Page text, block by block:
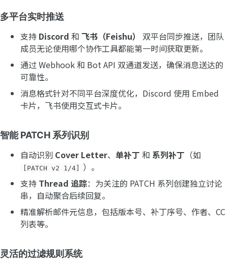
多平台实时推送
支持 Discord 和 飞书（Feishu）
双平台同步推送，团队
成员无论使用哪个协作工具都能第一时间获取更新。
通过 Webhook 和 Bot API 双通道发送，确保消息送达的
可靠性。
消息格式针对不同平台深度优化，Discord 使用 Embed
卡片，飞书使用交互式卡片。
智能 PATCH 系列识别
自动识别 Cover Letter、 单补丁 和 系列补丁 （如
[PATCH v2 1/4]
）。
支持 Thread 追踪：为关注的 PATCH 系列创建独立讨论
串，自动聚合后续回复。
精准解析邮件元信息，包括版本号、补丁序号、作者、CC
列表等。
灵活的过滤规则系统